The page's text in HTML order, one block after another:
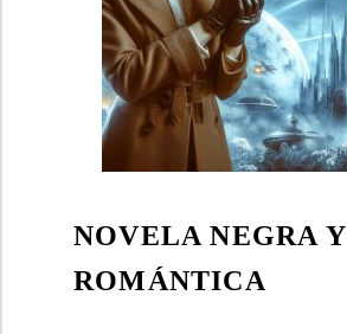
NOVELA NEGRA Y
ROMÁNTICA